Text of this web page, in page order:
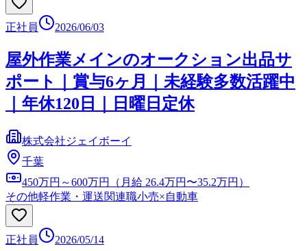
正社員 2026/06/03
屋外作業メインのオークション出品サ
ポート｜賞与6ヶ月｜未経験多数活躍中
｜年休120日｜日曜日定休
株式会社ジェイボーイ
千葉
450万円～600万円（月給 26.4万円〜35.2万円）
その他軽作業・運送関連職小売×自動車
正社員 2026/05/14